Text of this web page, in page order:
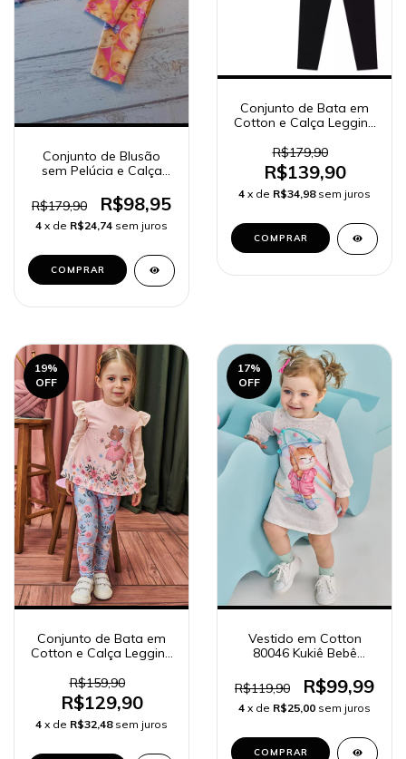
Conjunto de Blusão
sem Pelúcia e Calça
81165 Kukiê Bebê
Menina
R$179,90 R$98,95
4 x de R$24,74 sem juros
COMPRAR
Conjunto de Bata em
Cotton e Calça Legging
Kukiê Bebê Menina
R$179,90
R$139,90
4 x de R$34,98 sem juros
COMPRAR
19%
OFF
Conjunto de Bata em
Cotton e Calça Legging
Bebê Menina 79114
R$159,90
R$129,90
4 x de R$32,48 sem juros
17%
OFF
Vestido em Cotton
80046 Kukiê Bebê
R$119,90
R$99,99
4 x de R$25,00 sem juros
COMPRAR